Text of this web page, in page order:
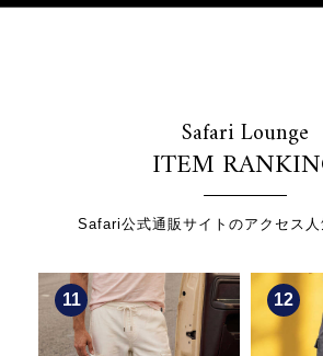
Safari Lounge
ITEM
Safari公式通販サイトのアクセス
12 1